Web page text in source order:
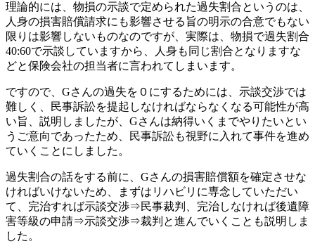
理論的には、物損の示談で定められた過失割合というのは、
人身の損害賠償請求にも影響させる旨の明示の合意でもない
限りは影響しないものなのですが、実際は、物損で過失割合
40:60で示談していますから、人身も同じ割合となりますな
どと保険会社の担当者に言われてしまいます。
ですので、Gさんの過失を０にするためには、示談交渉では
難しく、民事訴訟を提起しなければならなくなる可能性が高
い旨、説明しましたが、Gさんは納得いくまでやりたいとい
うご意向であったため、民事訴訟も視野に入れて事件を進め
ていくことにしました。
過失割合の話をする前に、Gさんの損害賠償額を確定させな
ければいけないため、まずはリハビリに専念していただい
て、完治すれば示談交渉⇒民事裁判、完治しなければ後遺障
害等級の申請⇒示談交渉⇒裁判と進んでいくことも説明しま
した。